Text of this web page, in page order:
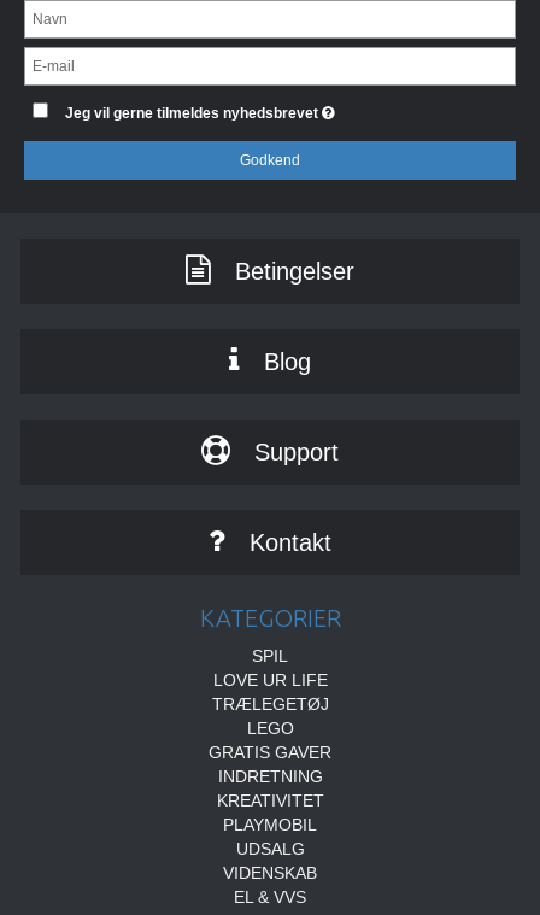
Jeg vil gerne tilmeldes nyhedsbrevet
Godkend
Betingelser
Blog
Support
Kontakt
KATEGORIER
SPIL
LOVE UR LIFE
TRÆLEGETØJ
LEGO
GRATIS GAVER
INDRETNING
KREATIVITET
PLAYMOBIL
UDSALG
VIDENSKAB
EL & VVS